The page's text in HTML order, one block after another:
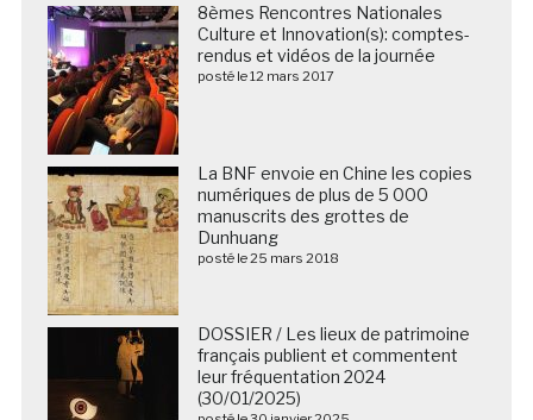
8èmes Rencontres Nationales
Culture et Innovation(s): comptes-
rendus et vidéos de la journée
posté le 12 mars 2017
La BNF envoie en Chine les copies
numériques de plus de 5 000
manuscrits des grottes de
Dunhuang
posté le 25 mars 2018
DOSSIER / Les lieux de patrimoine
français publient et commentent
leur fréquentation 2024
(30/01/2025)